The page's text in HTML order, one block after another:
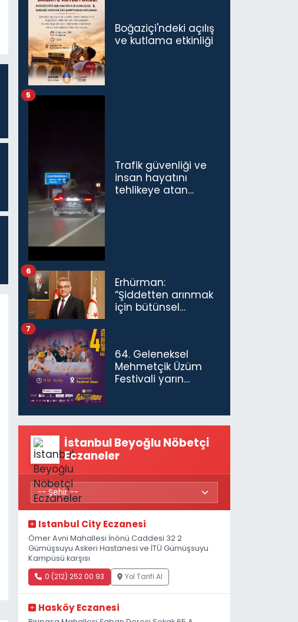
Boğaziçi'ndeki açılış
ve kutlama etkinliği
Trafik güvenliği ve
insan hayatını
tehlikeye atan
5
Erhürman:
“Şiddetten arınmak
için bütünsel
6
64. Geleneksel
Mehmetçik Üzüm
Festivali yarın
7
İstanbul Beyoğlu Nöbetçi
Eczaneler
Istanbul City Eczanesi
Ömer Avni Mahallesi İnönü Caddesi 32 2
Gümüşsuyu Askeri Hastanesi ve İTÜ Gümüşsuyu
Kampüsü karşısı
0 (212) 252 00 93 Yol Tarifi Al
Hasköy Eczanesi